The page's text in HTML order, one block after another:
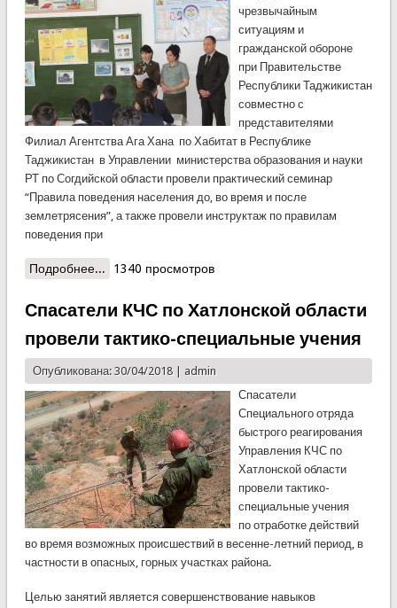
чрезвычайным
ситуациям и
гражданской обороне
при Правительстве
Республики Таджикистан
совместно с
представителями
Филиал Агентства Ага Хана по Хабитат в Республике
Таджикистан в Управлении министерства образования и науки
РТ по Согдийской области провели практический семинар
“Правила поведения населения до, во время и после
землетрясения”, а также провели инструктаж по правилам
поведения при
Подробнее... о В Сугде состоялся совместный, практический
чрезвычайных ситуациях
1340 просмотров
Спасатели КЧС по Хатлонской области
провели тактико-специальные учения
Опубликована: 30/04/2018 | admin
Спасатели
Специального отряда
быстрого реагирования
Управления КЧС по
Хатлонской области
провели тактико-
специальные учения
по отработке действий
во время возможных происшествий в весенне-летний период, в
частности в опасных, горных участках района.
Целью занятий является совершенствование навыков